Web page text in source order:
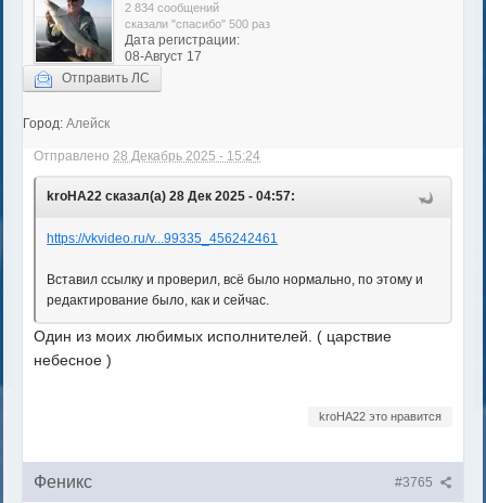
2 834 сообщений
сказали "спасибо" 500 раз
Дата регистрации:
08-Август 17
Отправить ЛС
Город: Алейск
Отправлено28 Декабрь 2025 - 15:24
kroHA22 сказал(а) 28 Дек 2025 - 04:57:
https://vkvideo.ru/v...99335_456242461
Вставил ссылку и проверил, всё было нормально, по этому и
редактирование было, как и сейчас.
Один из моих любимых исполнителей. ( царствие
небесное )
kroHA22 это нравится
#3765
Феникс